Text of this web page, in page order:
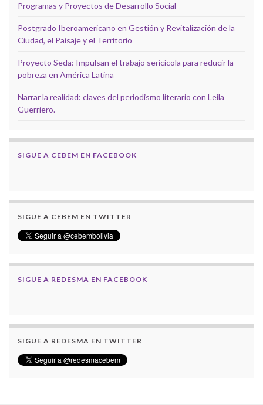
Programas y Proyectos de Desarrollo Social
Postgrado Iberoamericano en Gestión y Revitalización de la
Ciudad, el Paisaje y el Territorio
Proyecto Seda: Impulsan el trabajo sericícola para reducir la
pobreza en América Latina
Narrar la realidad: claves del periodismo literario con Leila
Guerriero.
SIGUE A CEBEM EN FACEBOOK
SIGUE A CEBEM EN TWITTER
SIGUE A REDESMA EN FACEBOOK
SIGUE A REDESMA EN TWITTER